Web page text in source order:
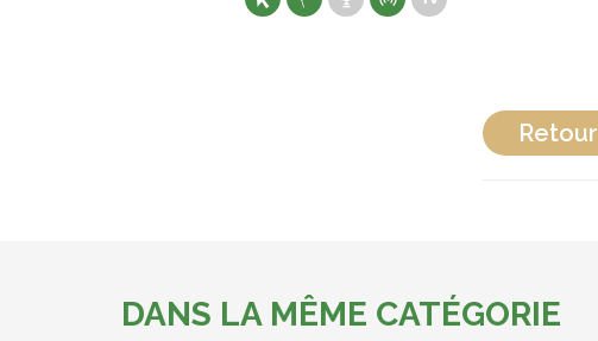
Retour
DANS LA MÊME CATÉGORIE